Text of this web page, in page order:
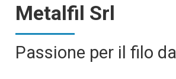
Metalfil Srl
Passione per il filo